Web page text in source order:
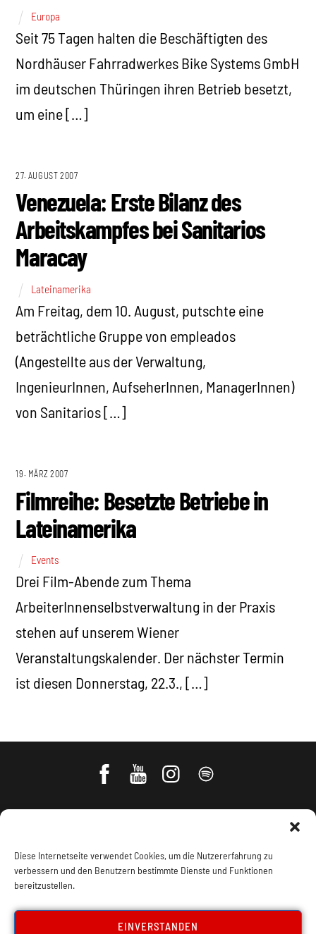
Diese Internetseite verwendet Cookies, um die Nutzererfahrung zu
verbessern und den Benutzern bestimmte Dienste und Funktionen
bereitzustellen.
EINVERSTANDEN
Europa
Seit 75 Tagen halten die Beschäftigten des
Nordhäuser Fahrradwerkes Bike Systems GmbH
im deutschen Thüringen ihren Betrieb besetzt,
um eine […]
27. AUGUST 2007
Venezuela: Erste Bilanz des
Arbeitskampfes bei Sanitarios
Maracay
Lateinamerika
Am Freitag, dem 10. August, putschte eine
beträchtliche Gruppe von empleados
(Angestellte aus der Verwaltung,
IngenieurInnen, AufseherInnen, ManagerInnen)
von Sanitarios […]
19. MÄRZ 2007
Filmreihe: Besetzte Betriebe in
Lateinamerika
Events
Drei Film-Abende zum Thema
ArbeiterInnenselbstverwaltung in der Praxis
stehen auf unserem Wiener
Veranstaltungskalender. Der nächster Termin
ist diesen Donnerstag, 22.3., […]
Impressum, Offenlegung Cookie Policy